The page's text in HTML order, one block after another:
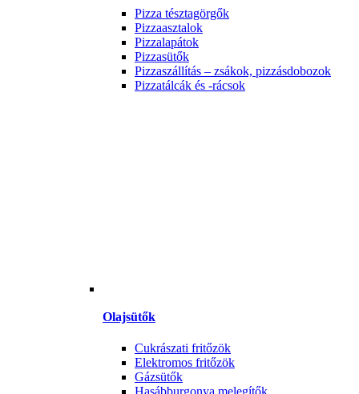
Pizza tésztagörgők
Pizzaasztalok
Pizzalapátok
Pizzasütők
Pizzaszállítás – zsákok, pizzásdobozok
Pizzatálcák és -rácsok
Olajsütők
Cukrászati fritőzök
Elektromos fritőzök
Gázsütők